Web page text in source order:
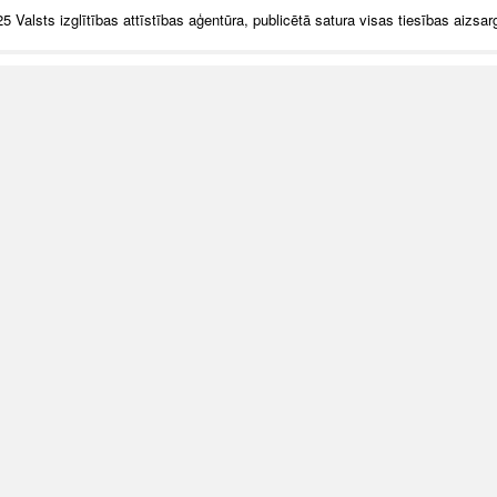
Valsts izglītības attīstības aģentūra, publicētā satura visas tiesības